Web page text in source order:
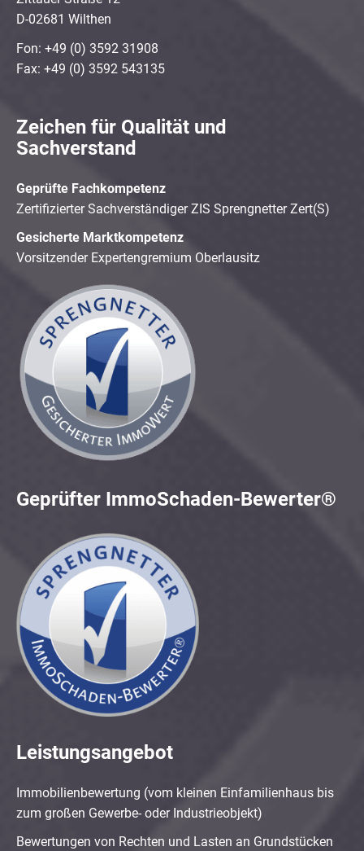
D-02681 Wilthen
Fon: +49 (0) 3592 31908
Fax: +49 (0) 3592 543135
Zeichen für Qualität und
Sachverstand
Geprüfte Fachkompetenz
Zertifizierter Sachverständiger ZIS Sprengnetter Zert(S)
Gesicherte Marktkompetenz
Vorsitzender Expertengremium Oberlausitz
Geprüfter ImmoSchaden-Bewerter®
Leistungsangebot
Immobilienbewertung (vom kleinen Einfamilienhaus bis
zum großen Gewerbe- oder Industrieobjekt)
Bewertungen von Rechten und Lasten an Grundstücken